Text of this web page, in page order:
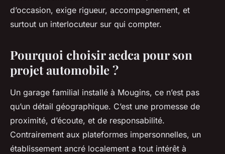
d’occasion, exige rigueur, accompagnement, et
surtout un interlocuteur sur qui compter.
Pourquoi choisir aedca pour son
projet automobile ?
Un garage familial installé à Mougins, ce n’est pas
qu’un détail géographique. C’est une promesse de
proximité, d’écoute, et de responsabilité.
Contrairement aux plateformes impersonnelles, un
établissement ancré localement a tout intérêt à